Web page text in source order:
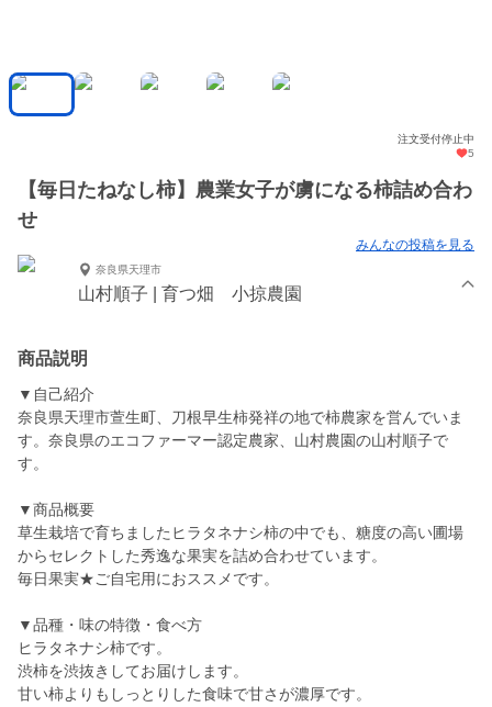
注文受付停止中
5
【毎日たねなし柿】農業女子が虜になる柿詰め合わ
せ
みんなの投稿を見る
奈良県天理市
山村順子 | 育つ畑 小掠農園
商品説明
▼自己紹介
奈良県天理市萱生町、刀根早生柿発祥の地で柿農家を営んでいま
す。奈良県のエコファーマー認定農家、山村農園の山村順子で
す。
▼商品概要
草生栽培で育ちましたヒラタネナシ柿の中でも、糖度の高い圃場
からセレクトした秀逸な果実を詰め合わせています。
毎日果実★ご自宅用におススメです。
▼品種・味の特徴・食べ方
ヒラタネナシ柿です。
渋柿を渋抜きしてお届けします。
甘い柿よりもしっとりした食味で甘さが濃厚です。